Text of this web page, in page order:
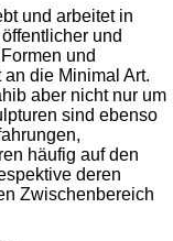
und arbeitet in
und
und
die Minimal Art.
aber nicht nur um
sind ebenso
häufig auf den
deren
Zwischenbereich